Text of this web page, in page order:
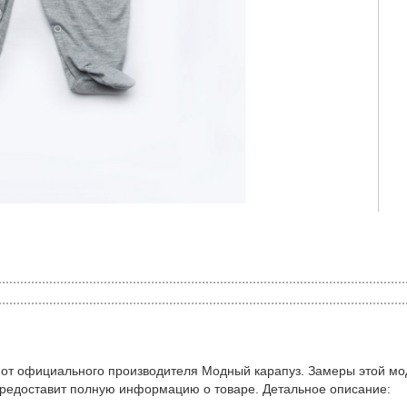
официального производителя Модный карапуз. Замеры этой
полную информацию о товаре. Детальное описание: